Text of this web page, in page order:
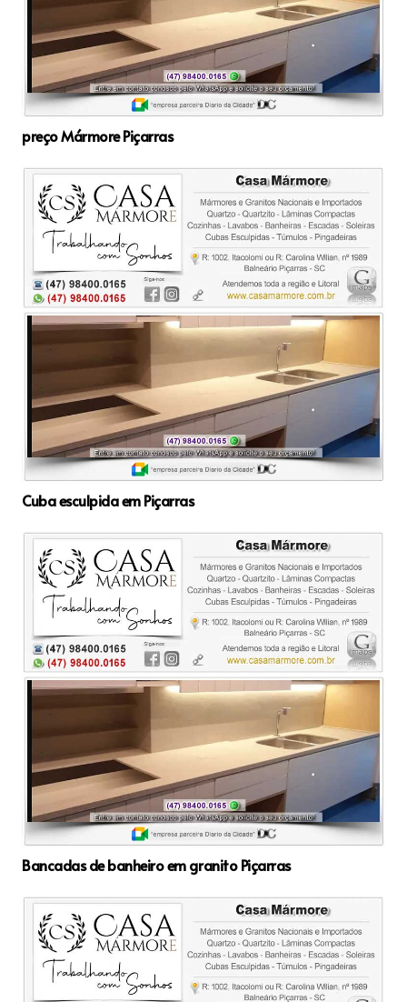
preço Mármore Piçarras
Cuba esculpida em Piçarras
Bancadas de banheiro em granito Piçarras